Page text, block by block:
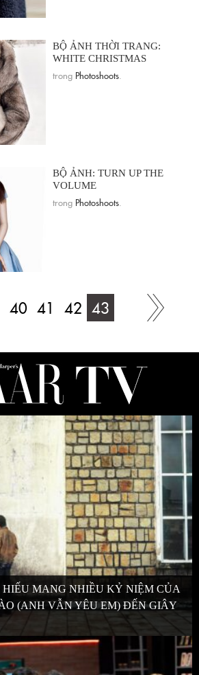
BỘ ẢNH THỜI TRANG:
WHITE CHRISTMAS
trong Photoshoots
BỘ ẢNH: TURN UP THE
VOLUME
trong Photoshoots
40 41 42 43
HIẾU MANG NHIỀU KỶ NIỆM CỦA
(ANH VẪN YÊU EM) ĐẾN GIÂY